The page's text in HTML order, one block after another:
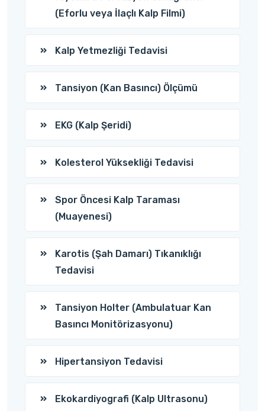
(Eforlu veya İlaçlı Kalp Filmi)
Kalp Yetmezliği Tedavisi
Tansiyon (Kan Basıncı) Ölçümü
EKG (Kalp Şeridi)
Kolesterol Yüksekliği Tedavisi
Spor Öncesi Kalp Taraması
(Muayenesi)
Karotis (Şah Damarı) Tıkanıklığı
Tedavisi
Tansiyon Holter (Ambulatuar Kan
Basıncı Monitörizasyonu)
Hipertansiyon Tedavisi
Ekokardiyografi (Kalp Ultrasonu)